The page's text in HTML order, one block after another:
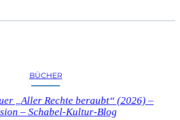
BÜCHER
„Aller Rechte beraubt“ (2026) –
– Schabel-Kultur-Blog